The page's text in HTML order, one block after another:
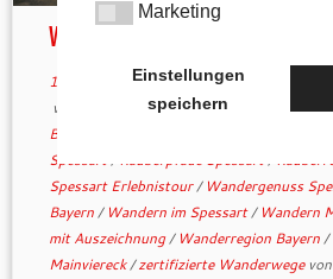
Wandertipp: Räuberland
14. März 2025inAllgemein/
andere
verschlagwortetLaubwaldgebiet
Bayern
Spessart/ Räuberpfade Spessart/
Spessart Erlebnistour/ Wandergenuss
Bayern/ Wandern im Spessart/ Wandern
mit Auszeichnung/ Wanderregion Bayern/
Mainviereck/zertifizierte Wanderwege von
MarketingMarketing
Einstellungen
speichern